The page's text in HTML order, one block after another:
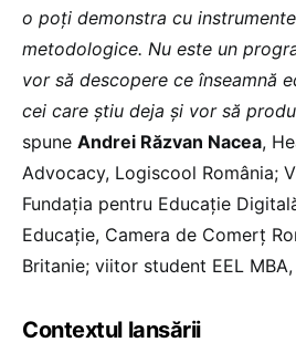
o poți demonstra cu
metodologice. Nu este un
vor să descopere ce înseamnă
cei care ştiu deja şi vor să
spune Andrei Răzvan Nacea,
Advocacy, Logiscool România;
Fundația pentru Educație
Educație, Camera de Comerț
Britanie; viitor student EEL
Contextul lansării